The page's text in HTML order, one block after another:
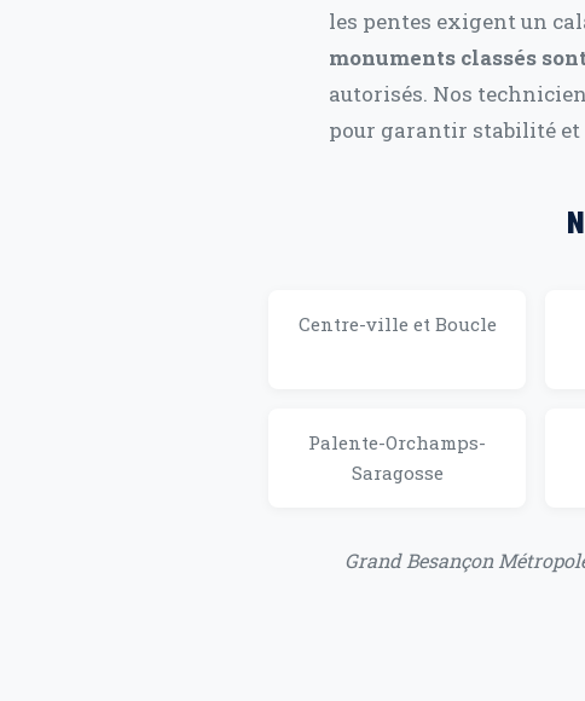
les pentes exigent un
monuments classés
autorisés. Nos
pour garantir stabilité
Centre-ville et Boucle
Palente-Orchamps-
Saragosse
Grand Besançon